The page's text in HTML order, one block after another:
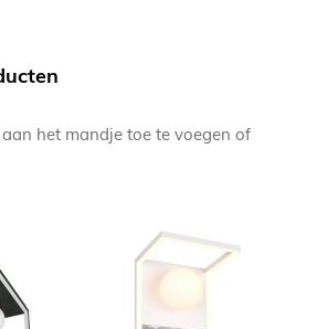
het mandje toe te voegen of